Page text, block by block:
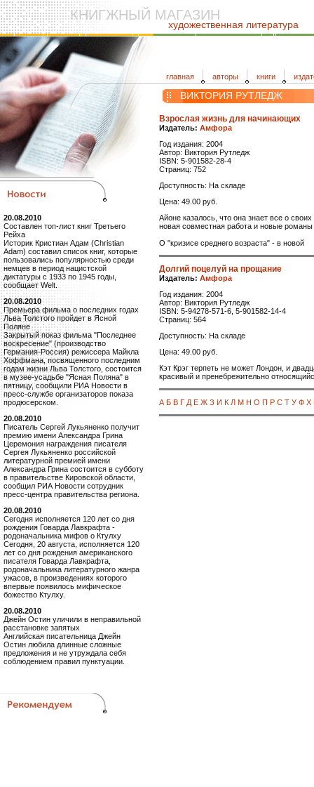
КНИГЖНЫЙ МАГАЗИН
художественная литература
главная авторы книги
20.08.2010
Составлен топ-лист книг Третьего
Рейха
Историк Кристиан Адам (Christian
Adam) составил список книг, которые
пользовались популярностью среди
немцев в период нацистской
диктатуры с 1933 по 1945 годы,
сообщает Welt.
20.08.2010
Премьера фильма о последних годах
Льва Толстого пройдет в Ясной
Поляне
Закрытый показ фильма "Последнее
воскресение" (производство
Германия-Россия) режиссера Майкла
Хоффмана, посвященного последним
годам жизни Льва Толстого, состоится
в музее-усадьбе "Ясная Поляна" в
пятницу, сообщили РИА Новости в
пресс-службе организаторов показа
продюсерском.
20.08.2010
Писатель Сергей Лукьяненко получит
премию имени Александра Грина
Церемония награждения писателя
Сергея Лукьяненко российской
литературной премией имени
Александра Грина состоится в субботу
в правительстве Кировской области,
сообщил РИА Новости сотрудник
пресс-центра правительства региона.
20.08.2010
Сегодня исполняется 120 лет со дня
рождения Говарда Лавкрафта -
родоначальника мифов о Ктулху
Сегодня, 20 августа, исполняется 120
лет со дня рождения американского
писателя Говарда Лавкрафта,
родоначальника литературного жанра
ужасов, в произведениях которого
впервые появилось мифическое
божество Ктулху.
20.08.2010
Джейн Остин уличили в неправильной
расстановке запятых
Английская писательница Джейн
Остин любила длинные сложные
предложения и не утруждала себя
соблюдением правил пунктуации.
ВИКТОРИЯ РУТЛЕДЖ
Взрослая жизнь для начинающих
Издатель: Амфора
Год издания: 2004
Автор: Виктория Рутледж
ISBN: 5-901582-28-4
Страниц: 752
Доступность: На складе
Цена: 49.00 руб.
Айоне казалось, что она знает все о
новая совместная работа и новые
О "кризисе среднего возраста" - в новой
Долгий поцелуй на прощание
Издатель: Амфора
Год издания: 2004
Автор: Виктория Рутледж
ISBN: 5-94278-571-6, 5-901582-14-4
Страниц: 564
Доступность: На складе
Цена: 49.00 руб.
Кэт Крэг терпеть не может Лондон, и
красивый и пренебрежительно
А Б В Г Д Е Ж З И К Л М Н О П Р С Т У Ф Х